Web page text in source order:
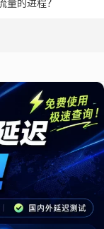
量的进程？